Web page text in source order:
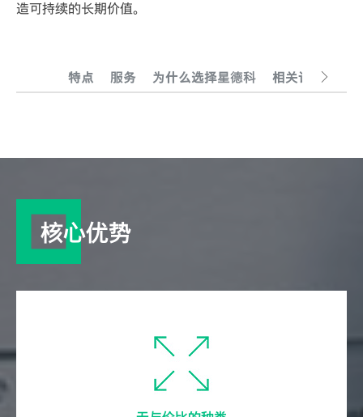
造可持续的长期价值。
特点 服务 为什么选择星德科 相关话题
核心优势